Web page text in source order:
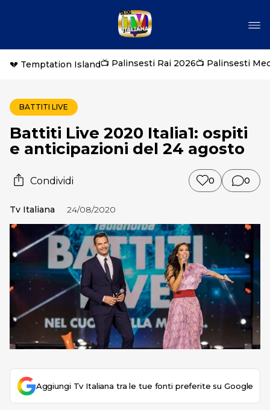
💔 Temptation Island📺 Palinsesti Rai 2026📺 Palinsesti
BATTITI LIVE
Battiti Live 2020 Italia1: ospiti
e anticipazioni del 24 agosto
Condividi 0 0
Tv Italiana 24/08/2020
Aggiungi Tv Italiana tra le tue fonti preferite su Google